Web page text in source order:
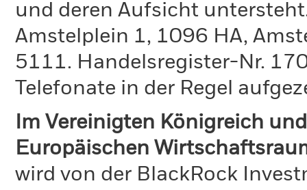
und deren Aufsicht
Amstelplein 1, 1096 HA,
5111. Handelsregister-Nr.
Telefonate in der Regel
Im Vereinigten Königreich
Europäischen
wird von der BlackRock